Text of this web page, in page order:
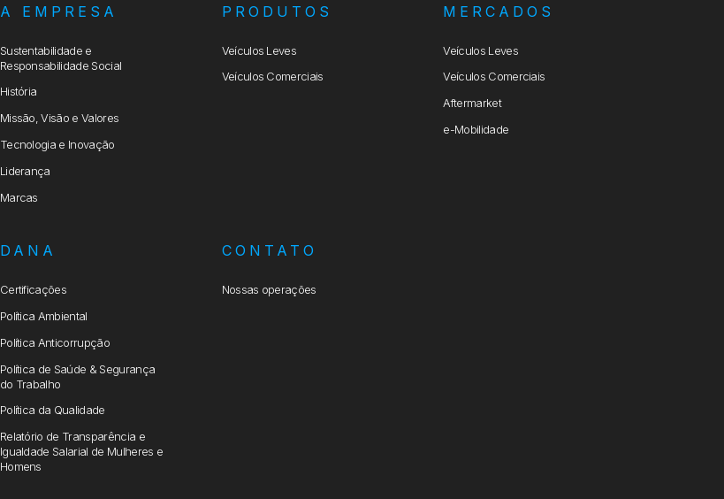
A EMPRESA
Sustentabilidade e
Responsabilidade Social
História
Missão, Visão e Valores
Tecnologia e Inovação
Liderança
Marcas
PRODUTOS
Veículos Leves
Veículos Comerciais
MERCADOS
Veículos Leves
Veículos Comerciais
Aftermarket
e-Mobilidade
DANA
Certificações
Política Ambiental
Política Anticorrupção
Política de Saúde & Segurança
do Trabalho
Política da Qualidade
Relatório de Transparência e
Igualdade Salarial de Mulheres e
Homens
CONTATO
Nossas operações